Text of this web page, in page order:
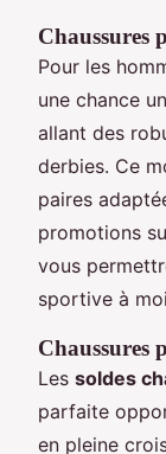
Chaussures
Pour les
une chance
allant des
derbies. Ce
paires
promotions
vous
sportive à
Chaussures
Les soldes
parfaite
en pleine